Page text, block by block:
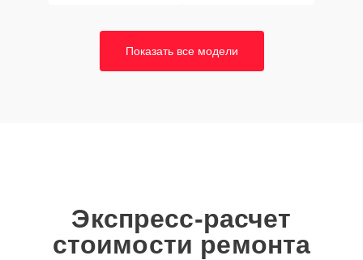
Показать все модели
Экспресс-расчет
стоимости ремонта